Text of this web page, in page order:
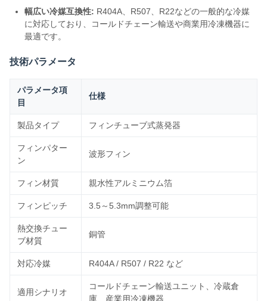
幅広い冷媒互換性: R404A、R507、R22などの一般的な冷媒
に対応しており、コールドチェーン輸送や商業用冷凍機器に
最適です。
技術パラメータ
パラメータ項
目
仕様
製品タイプ フィンチューブ式蒸発器
フィンパター
ン
波形フィン
フィン材質 親水性アルミニウム箔
フィンピッチ 3.5～5.3mm調整可能
熱交換チュー
ブ材質
銅管
対応冷媒 R404A / R507 / R22 など
適用シナリオ
コールドチェーン輸送ユニット、冷蔵倉
庫、産業用冷凍機器